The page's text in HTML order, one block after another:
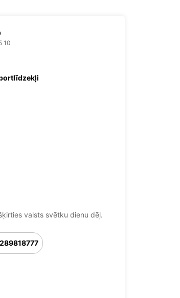
10
valsts svētku dienu dēļ.